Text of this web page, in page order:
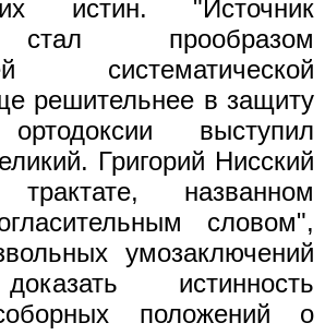
истин. "Источник
прообразом
систематической
решительнее в защиту
выступил
Григорий Нисский
названном
словом",
умозаключений
истинность
положений о